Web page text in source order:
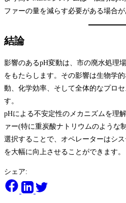
ファーの量を減らす必要がある場合が
結論
影響のあるpH変動は、市の廃水処理
をもたらします。その影響は生物学
動、化学効率、そして全体的なプロ
す。
pHによる不安定性のメカニズムを理
ァー(特に重炭酸ナトリウムのような
選択することで、オペレーターはシ
を大幅に向上させることができます。
シェア: